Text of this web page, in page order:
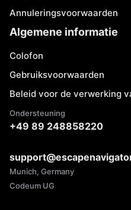
Annuleringsvoorwaarden
Algemene informatie
Colofon
Gebruiksvoorwaarden
Beleid voor de verwerking
Ondersteuning
+49 89 248858220
Munich, Germany
Codeum UG